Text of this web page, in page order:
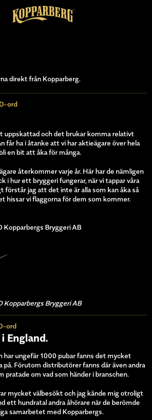
direkt från Kopparberg.
ord
uppskattad och det brukar komma relativt
får ha i åtanke att vi har aktieägare över hela
en bit att åka för många.
återkommer varje år. Här har de nämligen
i hur ett bryggeri fungerar, när vi tappar våra
förstår jag att det inte är alla som kan åka så
hissar vi flaggorna för dem som kommer.
Kopparbergs Bryggeri AB
Kopparbergs Bryggeri AB
ord
England.
har ungefär 1000 pubar fanns det mycket
på. Förutom distributörer fanns där även andra
pratade om vad som händer i branschen.
mycket välbesökt och jag kände mig otroligt
ett hundratal andra åhörare när de berömde
samarbetet med Kopparbergs.